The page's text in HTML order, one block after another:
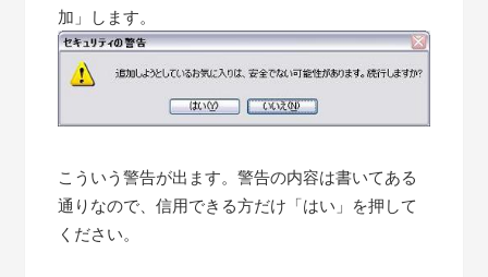
加」します。
こういう警告が出ます。警告の内容は書いてある
通りなので、信用できる方だけ「はい」を押して
ください。